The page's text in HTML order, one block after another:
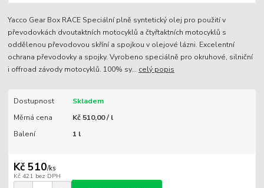
Yacco Gear Box RACE Speciální plně syntetický olej pro použití v
převodovkách dvoutaktních motocyklů a čtyřtaktních motocyklů s
oddělenou převodovou skříní a spojkou v olejové lázni. Excelentní
ochrana převodovky a spojky. Vyrobeno speciálně pro okruhové, silniční
i offroad závody motocyklů. 100% sy... celý popis
Dostupnost
Skladem
Měrná cena
Kč 510,00 / l
Balení
1 l
Kč 510/ks
Kč 421 bez DPH